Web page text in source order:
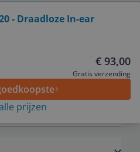
- Draadloze In-ear
€ 93,00
Gratis verzending
prijzen